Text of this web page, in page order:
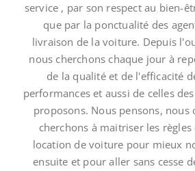
service , par son respect au bien-
que par la ponctualité des
livraison de la voiture. Depuis
nous cherchons chaque jour à
de la qualité et de l'efficacité
performances et aussi de celles
proposons. Nous pensons, nous
cherchons à maitriser les
location de voiture pour mieux
ensuite et pour aller sans cesse